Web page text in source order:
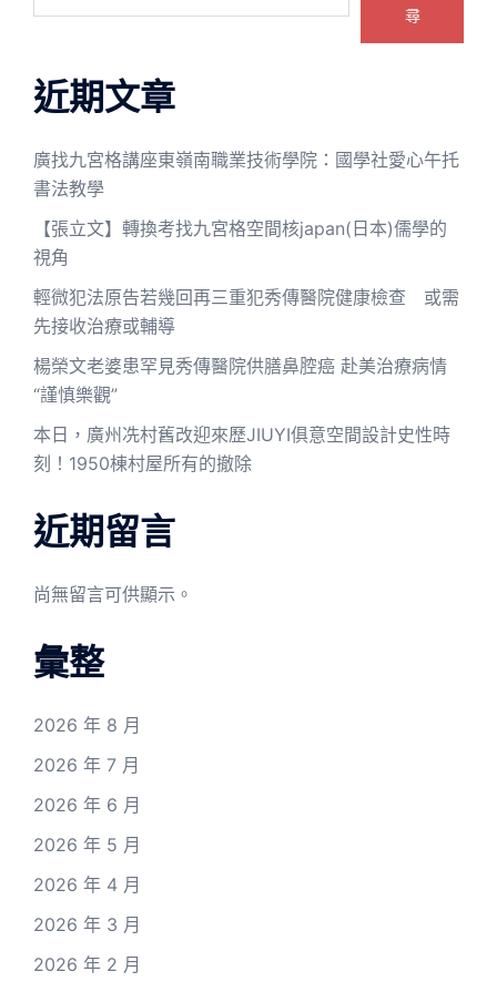
尋
近期文章
廣找九宮格講座東嶺南職業技術學院：國學社愛心午托
書法教學
【張立文】轉換考找九宮格空間核japan(日本)儒學的
視角
輕微犯法原告若幾回再三重犯秀傳醫院健康檢查 或需
先接收治療或輔導
楊榮文老婆患罕見秀傳醫院供膳鼻腔癌 赴美治療病情
“謹慎樂觀”
本日，廣州冼村舊改迎來歷JIUYI俱意空間設計史性時
刻！1950棟村屋所有的撤除
近期留言
尚無留言可供顯示。
彙整
2026 年 8 月
2026 年 7 月
2026 年 6 月
2026 年 5 月
2026 年 4 月
2026 年 3 月
2026 年 2 月